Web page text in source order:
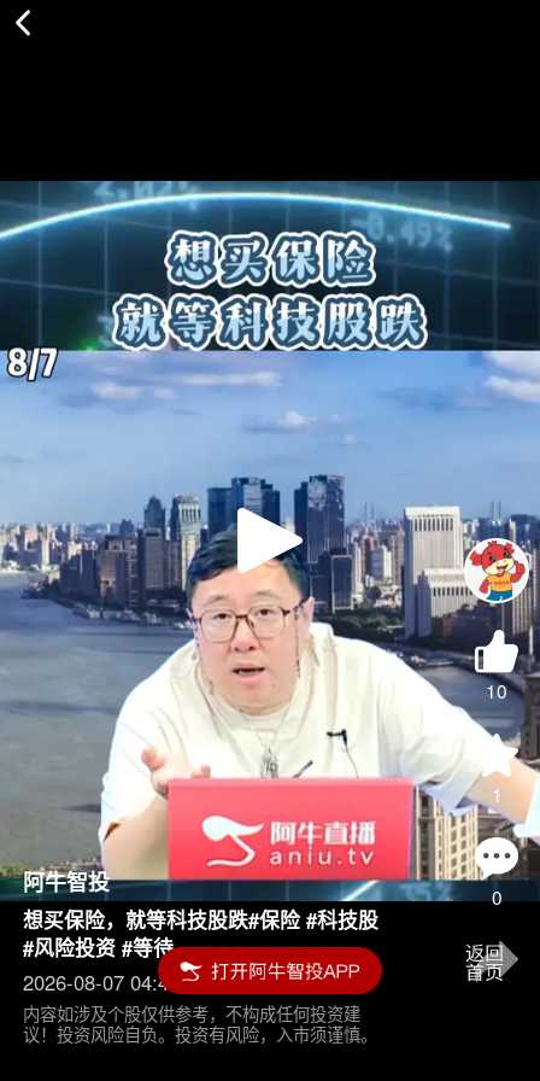
Play
Video
10
1
0
阿牛智投
想买保险，就等科技股跌#保险 #科技股
#风险投资 #等待
2026-08-07 04:45
内容如涉及个股仅供参考，不构成任何投资建
议！投资风险自负。投资有风险，入市须谨慎。